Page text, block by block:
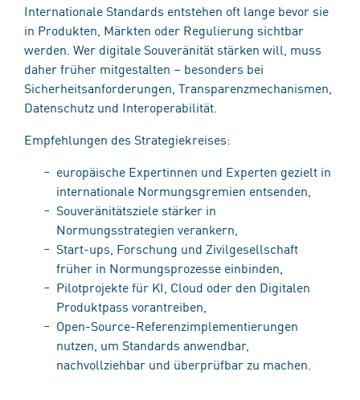
Internationale Standards entstehen oft lange bevor sie
in Produkten, Märkten oder Regulierung sichtbar
werden. Wer digitale Souveränität stärken will, muss
daher früher mitgestalten – besonders bei
Sicherheitsanforderungen, Transparenzmechanismen,
Datenschutz und Interoperabilität.
Empfehlungen des Strategiekreises:
europäische Expertinnen und Experten gezielt in
internationale Normungsgremien entsenden,
Souveränitätsziele stärker in
Normungsstrategien verankern,
Start-ups, Forschung und Zivilgesellschaft
früher in Normungsprozesse einbinden,
Pilotprojekte für KI, Cloud oder den Digitalen
Produktpass vorantreiben,
Open-Source-Referenzimplementierungen
nutzen, um Standards anwendbar,
nachvollziehbar und überprüfbar zu machen.